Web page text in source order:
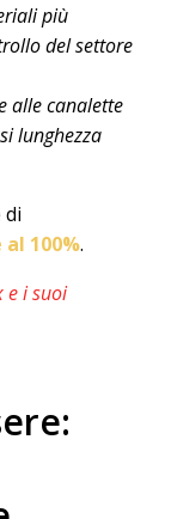
più
del settore
alle canalette
lunghezza
di
100%.
e i suoi